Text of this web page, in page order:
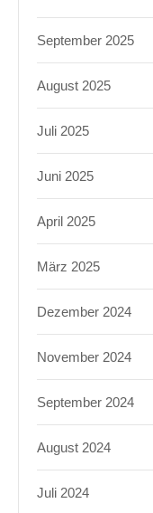
September 2025
August 2025
Juli 2025
Juni 2025
April 2025
März 2025
Dezember 2024
November 2024
September 2024
August 2024
Juli 2024